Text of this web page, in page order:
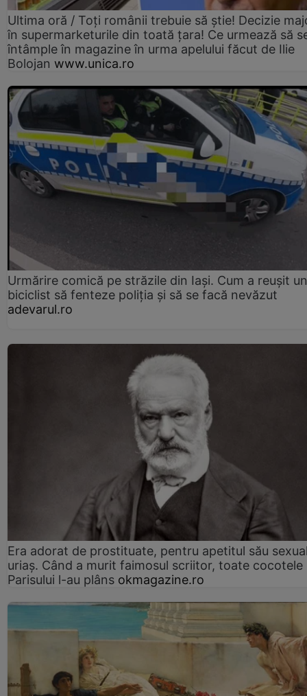
Ultima oră / Toți românii trebuie să știe! Decizie
în supermarketurile din toată țara! Ce urmează să
întâmple în magazine în urma apelului făcut de Ilie
Bolojan www.unica.ro
Urmărire comică pe străzile din Iași. Cum a reușit un
biciclist să fenteze poliția și să se facă nevăzut
adevarul.ro
Era adorat de prostituate, pentru apetitul său
uriaș. Când a murit faimosul scriitor, toate cocotele
Parisului l-au plâns okmagazine.ro